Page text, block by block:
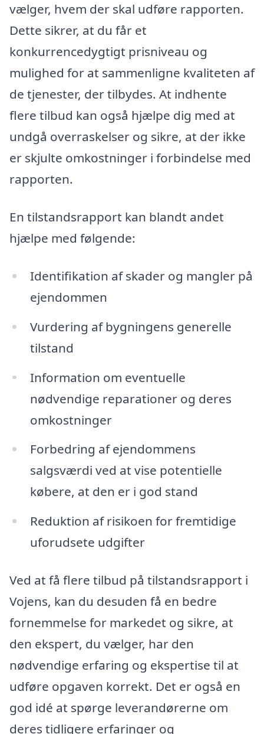
vælger, hvem der skal udføre rapporten.
Dette sikrer, at du får et
konkurrencedygtigt prisniveau og
mulighed for at sammenligne kvaliteten af
de tjenester, der tilbydes. At indhente
flere tilbud kan også hjælpe dig med at
undgå overraskelser og sikre, at der ikke
er skjulte omkostninger i forbindelse med
rapporten.
En tilstandsrapport kan blandt andet
hjælpe med følgende:
Identifikation af skader og mangler på
ejendommen
Vurdering af bygningens generelle
tilstand
Information om eventuelle
nødvendige reparationer og deres
omkostninger
Forbedring af ejendommens
salgsværdi ved at vise potentielle
købere, at den er i god stand
Reduktion af risikoen for fremtidige
uforudsete udgifter
Ved at få flere tilbud på tilstandsrapport i
Vojens, kan du desuden få en bedre
fornemmelse for markedet og sikre, at
den ekspert, du vælger, har den
nødvendige erfaring og ekspertise til at
udføre opgaven korrekt. Det er også en
god idé at spørge leverandørerne om
deres tidligere erfaringer og